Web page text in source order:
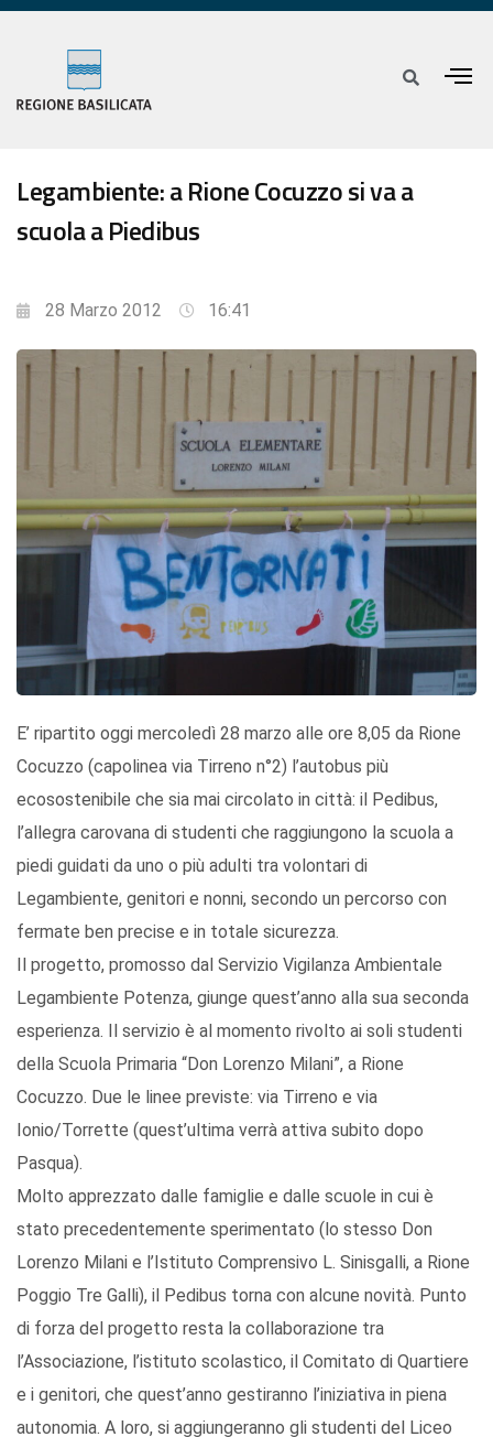
Legambiente: a Rione Cocuzzo si va a
scuola a Piedibus
28 Marzo 2012 16:41
E’ ripartito oggi mercoledì 28 marzo alle ore 8,05 da Rione
Cocuzzo (capolinea via Tirreno n°2) l’autobus più
ecosostenibile che sia mai circolato in città: il Pedibus,
l’allegra carovana di studenti che raggiungono la scuola a
piedi guidati da uno o più adulti tra volontari di
Legambiente, genitori e nonni, secondo un percorso con
fermate ben precise e in totale sicurezza.
Il progetto, promosso dal Servizio Vigilanza Ambientale
Legambiente Potenza, giunge quest’anno alla sua seconda
esperienza. Il servizio è al momento rivolto ai soli studenti
della Scuola Primaria “Don Lorenzo Milani”, a Rione
Cocuzzo. Due le linee previste: via Tirreno e via
Ionio/Torrette (quest’ultima verrà attiva subito dopo
Pasqua).
Molto apprezzato dalle famiglie e dalle scuole in cui è
stato precedentemente sperimentato (lo stesso Don
Lorenzo Milani e l’Istituto Comprensivo L. Sinisgalli, a Rione
Poggio Tre Galli), il Pedibus torna con alcune novità. Punto
di forza del progetto resta la collaborazione tra
l’Associazione, l’istituto scolastico, il Comitato di Quartiere
e i genitori, che quest’anno gestiranno l’iniziativa in piena
autonomia. A loro, si aggiungeranno gli studenti del Liceo